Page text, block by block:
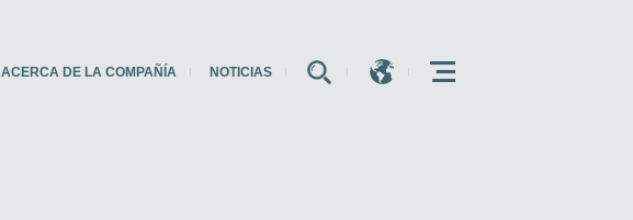
ACERCA DE LA COMPAÑÍA NOTICIAS E E E